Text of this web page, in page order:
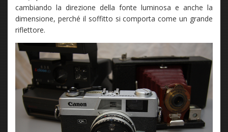
cambiando la direzione della fonte luminosa e anche la
dimensione, perché il soffitto si comporta come un grande
riflettore.